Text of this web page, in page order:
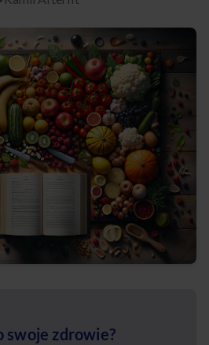
swoje zdrowie?